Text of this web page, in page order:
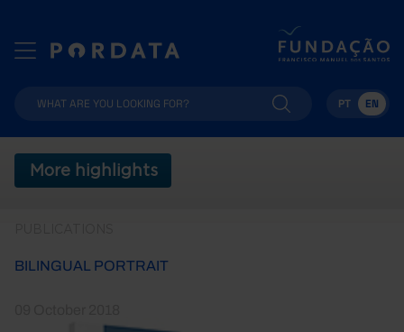
PT EN
More highlights
BILINGUAL PORTRAIT